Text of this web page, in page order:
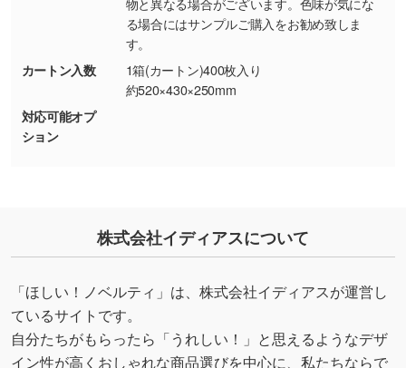
しの作り方が分からない
印刷したいデータが印刷範囲よりも小さい場
合、シンプルな色・柄の背景であれば拡張が可
詳しく見る
・デザインにQRコードを入れたい／QRコード
詳しく見る
物と異なる場合がございます。色味が気にな
る場合にはサンプルご購入をお勧め致しま
す。
カートン入数
1箱(カートン)400枚入り
約520×430×250mm
対応可能オプ
ション
株式会社イディアスについて
「ほしい！ノベルティ」は、株式会社イディアスが運営し
ているサイトです。
自分たちがもらったら「うれしい！」と思えるようなデザ
イン性が高くおしゃれな商品選びを中心に、私たちならで